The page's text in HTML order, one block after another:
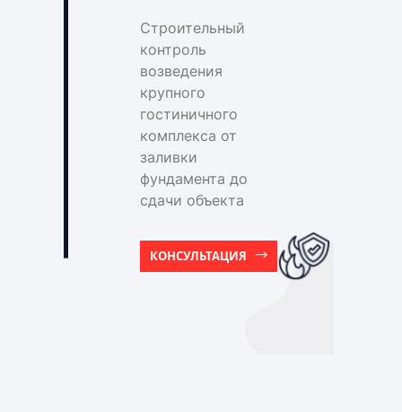
Строительный
контроль
возведения
крупного
гостиничного
комплекса от
заливки
фундамента до
сдачи объекта
КОНСУЛЬТАЦИЯ